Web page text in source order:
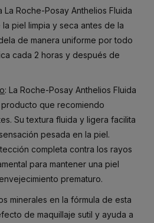
La Roche-Posay Anthelios Fluida
piel limpia y seca antes de la
de manera uniforme por todo
cada 2 horas y después de
: La Roche-Posay Anthelios Fluida
que recomiendo
Su textura fluida y ligera facilita
pesada en la piel.
completa contra los rayos
para mantener una piel
prematuro.
minerales en la fórmula de esta
de maquillaje sutil y ayuda a